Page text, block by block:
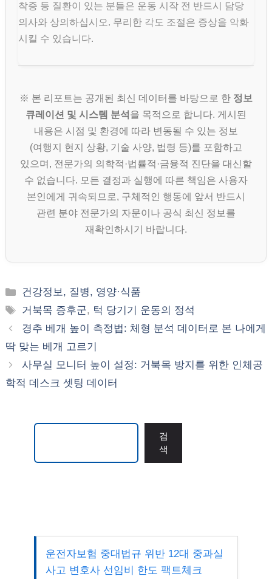
착증 등 질환이 있는 분들은 운동 시작 전 반드시 담당
의사와 상의하십시오. 무리한 각도 조절은 증상을 악화
시킬 수 있습니다.
※ 본 리포트는 공개된 최신 데이터를 바탕으로 한 정보
큐레이션 및 시스템 분석 을 목적으로 합니다. 게시된
내용은 시점 및 환경에 따라 변동될 수 있는 정보
(여행지 현지 상황, 기술 사양, 법령 등)를 포함하고
있으며, 전문가의 의학적·법률적·금융적 진단을 대신할
수 없습니다. 모든 결정과 실행에 따른 책임은 사용자
본인에게 귀속되므로, 구체적인 행동에 앞서 반드시
관련 분야 전문가의 자문이나 공식 최신 정보를
재확인하시기 바랍니다.
카
테
리
건강정보, 질병, 영양·식품
태
그
거북목 증후군, 턱 당기기 운동의 정석
경추 베개 높이 측정법: 체형 분석 데이터로 본 나에게
딱 맞는 베개 고르기
사무실 모니터 높이 설정: 거북목 방지를 위한 인체공
학적 데스크 셋팅 데이터
검
색
운전자보험 중대법규 위반 12대 중과실
사고 변호사 선임비 한도 팩트체크